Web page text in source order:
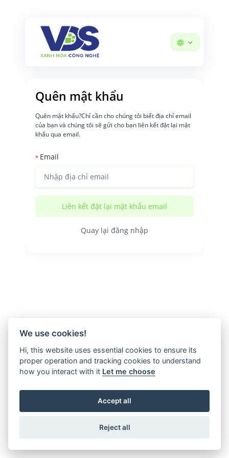
Quên mật khẩu
Quên mật khẩu?Chỉ cần cho chúng tôi biết địa chỉ email
của bạn và chúng tôi sẽ gửi cho bạn liên kết đặt lại mật
khẩu qua email.
* Email
Liên kết đặt lại mật khẩu email
Quay lại đăng nhập
We use cookies!
Hi, this website uses essential cookies to ensure its
proper operation and tracking cookies to understand
how you interact with it Let me choose
Accept all
Reject all